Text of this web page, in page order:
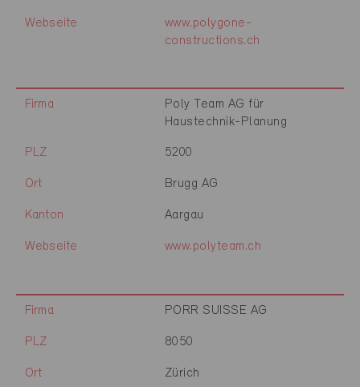
Webseite
www.polygone-
constructions.ch
Firma
Poly Team AG für
Haustechnik-Planung
PLZ 5200
Ort Brugg AG
Kanton Aargau
Webseite www.polyteam.ch
Firma PORR SUISSE AG
PLZ 8050
Ort Zürich